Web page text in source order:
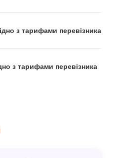
з тарифами перевізника
з тарифами перевізника